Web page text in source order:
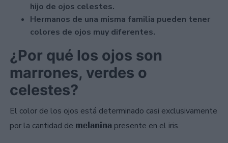
hijo de ojos celestes.
Hermanos de una misma familia pueden tener
colores de ojos muy diferentes.
¿Por qué los ojos son
marrones, verdes o
celestes?
El color de los ojos está determinado casi exclusivamente
por la cantidad de melanina presente en el iris.